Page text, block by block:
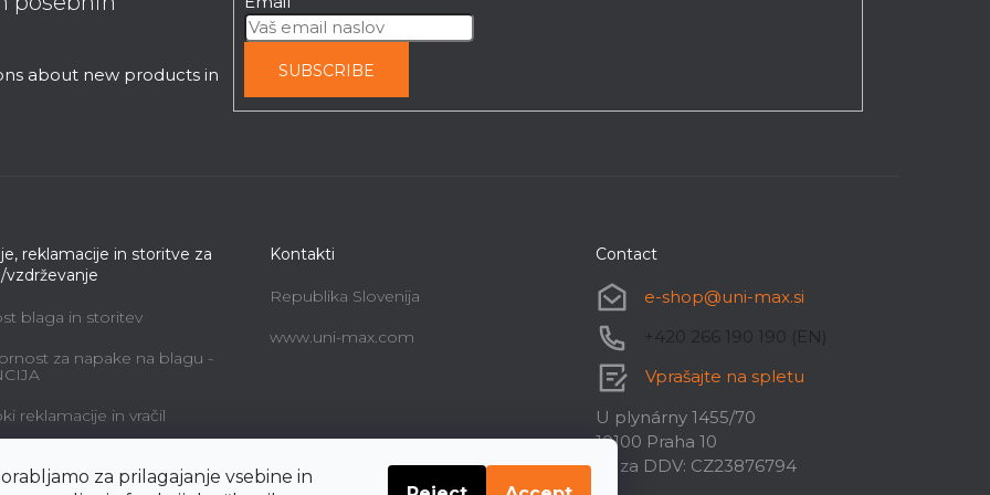
za prilagajanje vsebine in
about new products in
SUBSCRIBE
reklamacije in storitve za
vzdrževanje
blaga in storitev
za napake na blagu -
reklamacije in vračil
Kontakti
Republika Slovenija
www.uni-max.com
Contact
e-shop@uni-max.si
+420 266 190 190 (EN)
Vprašajte na spletu
U plynárny 1455/70
10100 Praha 10
ID za DDV: CZ23876794